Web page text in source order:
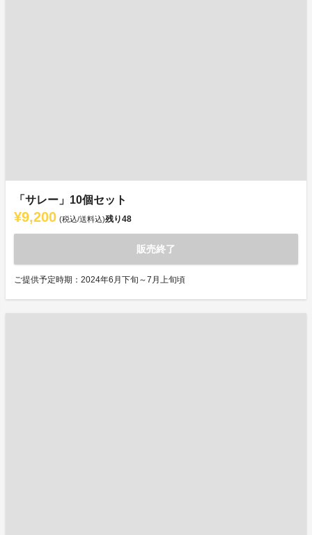
「サレー」10個セット
¥9,200 (税込/送料込)残り48
販売終了
ご提供予定時期：2024年6月下旬～7月上旬頃